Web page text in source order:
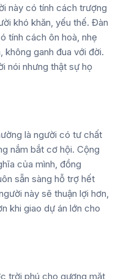
này có tính cách trượng
khó khăn, yếu thế. Đàn
tính cách ôn hoà, nhẹ
không ganh đua với đời.
nói nhưng thật sự họ
là người có tư chất
nắm bắt cơ hội. Cộng
của mình, đồng
sẵn sàng hỗ trợ hết
này sẽ thuận lợi hơn,
khi giao dự án lớn cho
trời phú cho gương mặt